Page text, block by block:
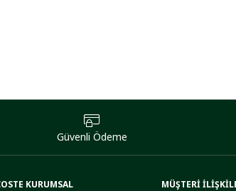
Güvenli Ödeme
KURUMSAL MÜŞTERİ